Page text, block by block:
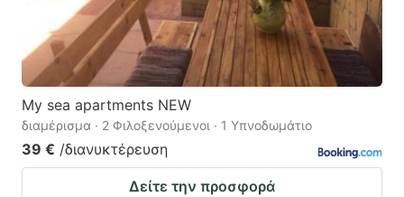
My sea apartments NEW
διαμέρισμα · 2 Φιλοξενούμενοι · 1 Υπνοδωμάτιο
39 € /διανυκτέρευση
Δείτε την προσφορά